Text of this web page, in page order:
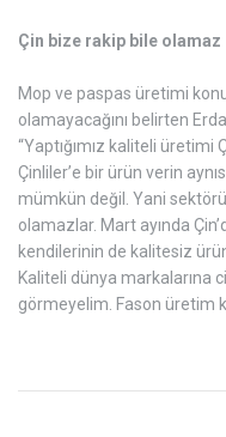
Çin bize rakip bile olamaz
Mop ve paspas üretimi
olamayacağını belirten
“Yaptığımız kaliteli üretimi
Çinliler’e bir ürün verin
mümkün değil. Yani
olamazlar. Mart ayında
kendilerinin de kalitesiz
Kaliteli dünya markalarına
görmeyelim. Fason üretim